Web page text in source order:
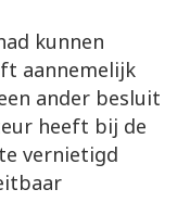
kunnen
aannemelijk
ander besluit
heeft bij de
vernietigd